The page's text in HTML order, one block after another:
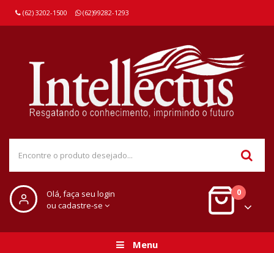
(62) 3202-1500 (62)99282-1293
Olá, faça seu login
ou cadastre-se
0
Menu